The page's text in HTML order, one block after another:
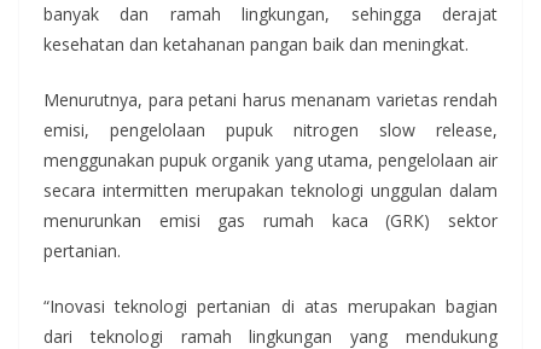
banyak dan ramah lingkungan, sehingga derajat
kesehatan dan ketahanan pangan baik dan meningkat.
Menurutnya, para petani harus menanam varietas rendah
emisi, pengelolaan pupuk nitrogen slow release,
menggunakan pupuk organik yang utama, pengelolaan air
secara intermitten merupakan teknologi unggulan dalam
menurunkan emisi gas rumah kaca (GRK) sektor
pertanian.
“Inovasi teknologi pertanian di atas merupakan bagian
dari teknologi ramah lingkungan yang mendukung